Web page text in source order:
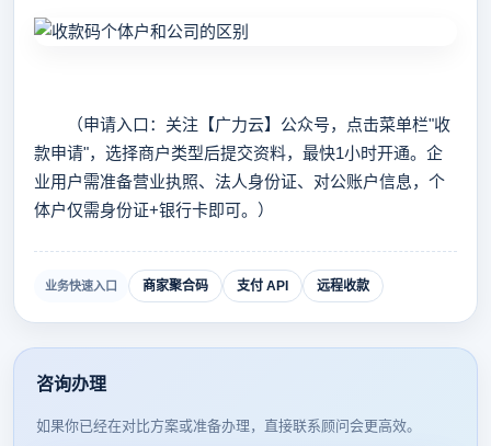
（申请入口：关注【广力云】公众号，点击菜单栏"收
款申请"，选择商户类型后提交资料，最快1小时开通。企
业用户需准备营业执照、法人身份证、对公账户信息，个
体户仅需身份证+银行卡即可。）
业务快速入口 商家聚合码 支付 API 远程收款
咨询办理
如果你已经在对比方案或准备办理，直接联系顾问会更高效。